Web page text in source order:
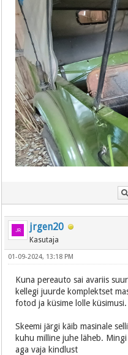
jrgen20
Kasutaja
01-09-2024, 13:18 PM
Kuna pereauto sai avariis
kellegi juurde komplektset
fotod ja küsime lolle küsimusi.
Skeemi järgi käib masinale
kuhu milline juhe läheb.
aga vaja kindlust